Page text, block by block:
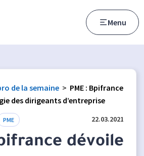
Menu
de la semaine > PME : Bpifrance
des dirigeants d’entreprise
PME 22.03.2021
dévoile